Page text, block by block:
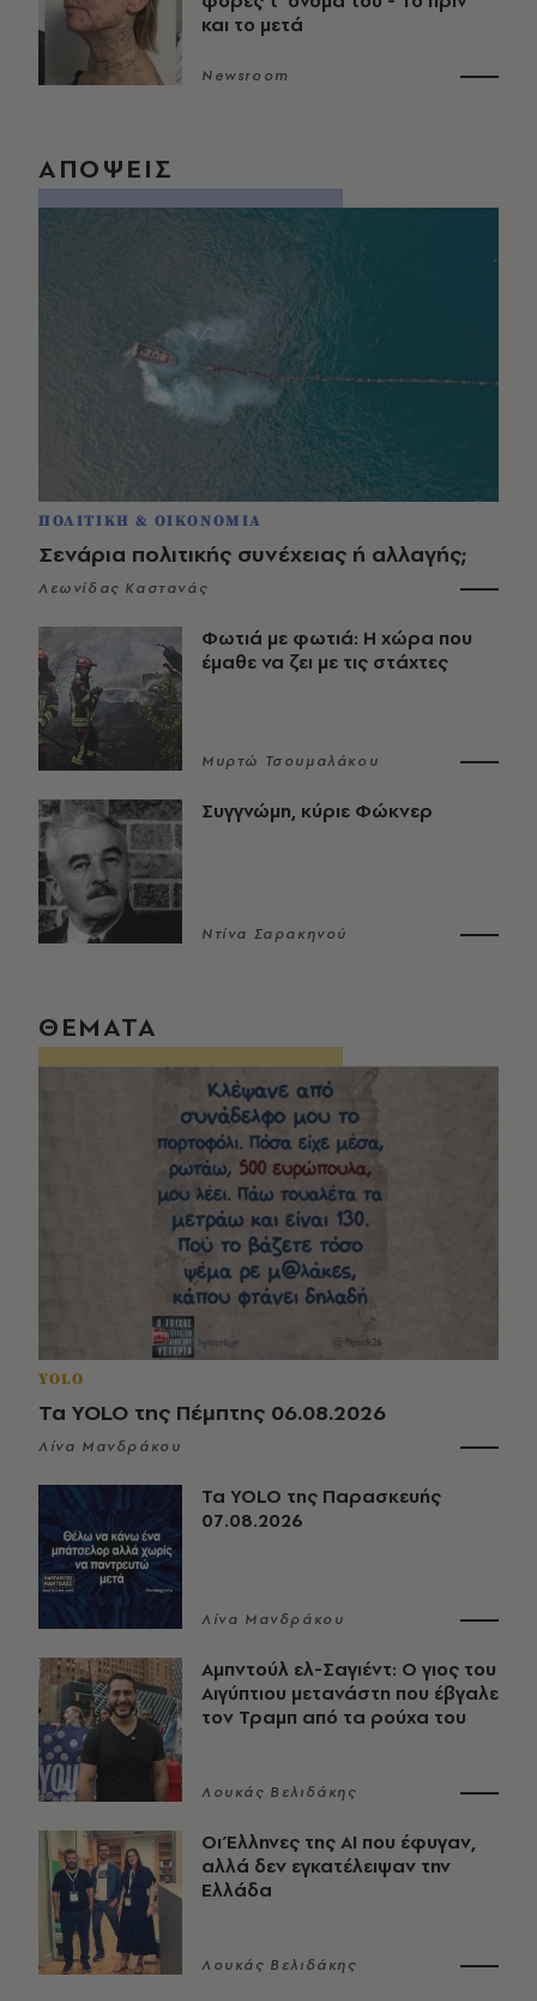
και το μετά
Newsroom
ΑΠΟΨΕΙΣ
ΠΟΛΙΤΙΚΗ & ΟΙΚΟΝΟΜΙΑ
Σενάρια πολιτικής συνέχειας ή αλλαγής;
Λεωνίδας Καστανάς
Φωτιά με φωτιά: Η χώρα που
έμαθε να ζει με τις στάχτες
Μυρτώ Τσουμαλάκου
Συγγνώμη, κύριε Φώκνερ
Ντίνα Σαρακηνού
ΘΕΜΑΤΑ
YOLO
Τα YOLO της Πέμπτης 06.08.2026
Λίνα Μανδράκου
Τα YOLO της Παρασκευής
07.08.2026
Λίνα Μανδράκου
Αμπντούλ ελ-Σαγιέντ: Ο γιος του
Αιγύπτιου μετανάστη που έβγαλε
τον Τραμπ από τα ρούχα του
Λουκάς Βελιδάκης
Οι Έλληνες της ΑΙ που έφυγαν,
αλλά δεν εγκατέλειψαν την
Ελλάδα
Λουκάς Βελιδάκης